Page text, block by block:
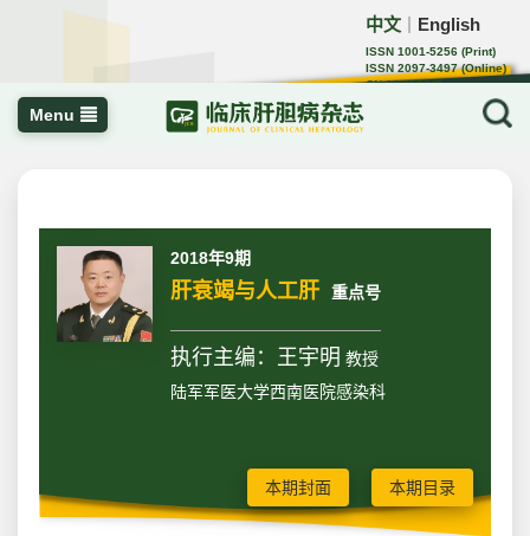
中文 English
ISSN 1001-5256 (Print)
ISSN 2097-3497 (Online)
CN 22-1108/R
Menu
2018年9期
肝衰竭与人工肝 重点号
执行主编：王宇明 教授
陆军军医大学西南医院感染科
本期封面 本期目录